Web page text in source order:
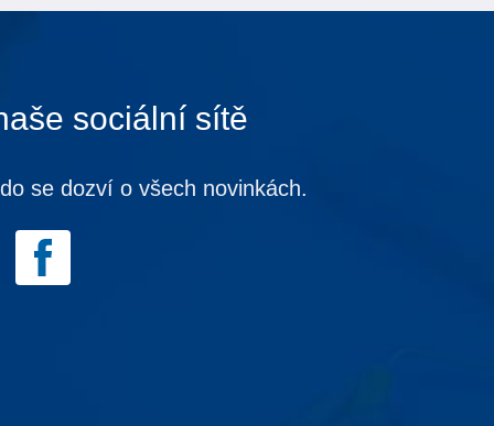
sociální sítě
se dozví o všech novinkách.